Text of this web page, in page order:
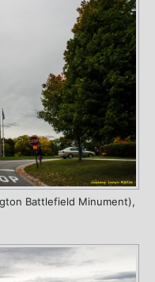
Battlefield Minument),